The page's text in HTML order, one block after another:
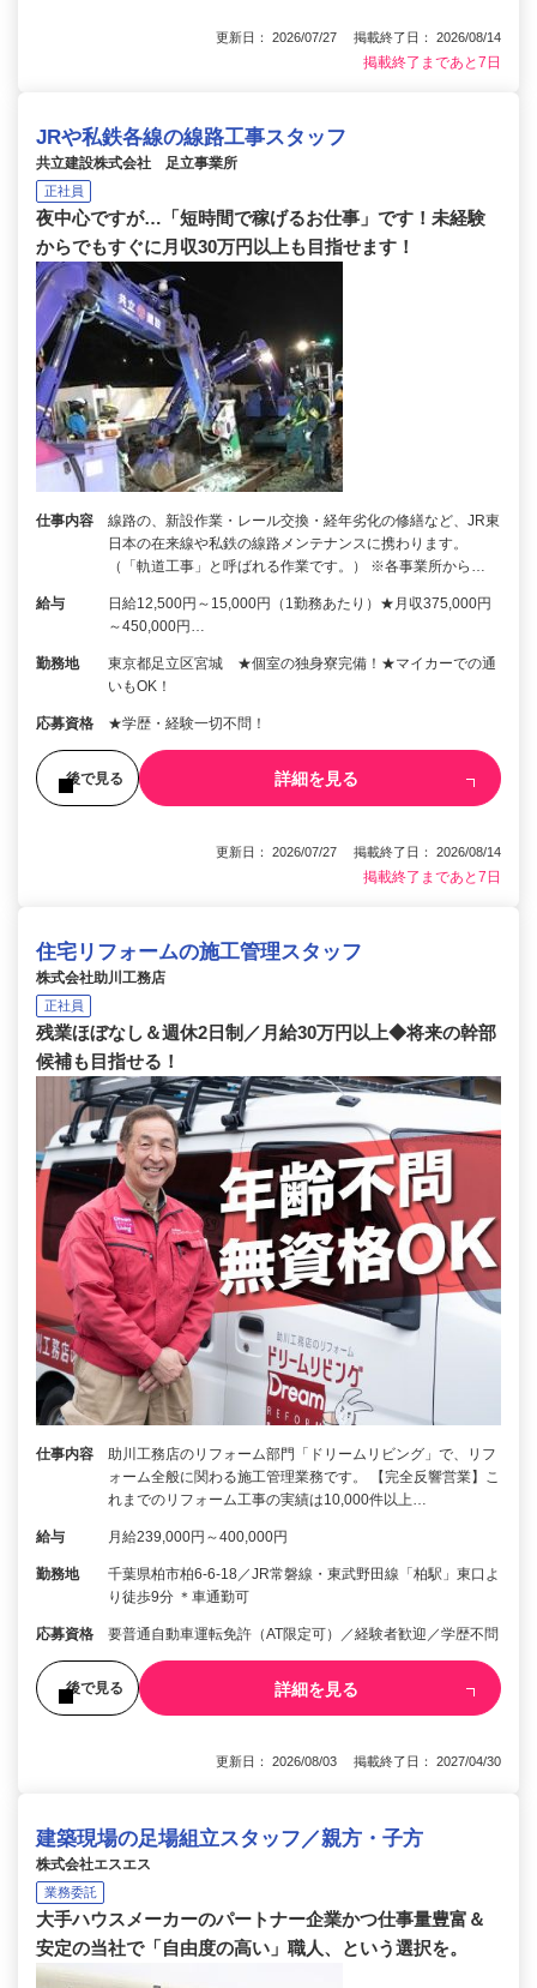
更新日： 2026/07/27 掲載終了日： 2026/08/14
掲載終了まであと7日
JRや私鉄各線の線路工事スタッフ
共立建設株式会社 足立事業所
正社員
夜中心ですが…「短時間で稼げるお仕事」です！未経験
からでもすぐに月収30万円以上も目指せます！
仕事内容
線路の、新設作業・レール交換・経年劣化の修繕など、JR東
日本の在来線や私鉄の線路メンテナンスに携わります。
（「軌道工事」と呼ばれる作業です。） ※各事業所から…
給与
日給12,500円～15,000円（1勤務あたり）★月収375,000円
～450,000円…
勤務地
東京都足立区宮城 ★個室の独身寮完備！★マイカーでの通
いもOK！
応募資格 ★学歴・経験一切不問！
後で見る 詳細を見る
更新日： 2026/07/27 掲載終了日： 2026/08/14
掲載終了まであと7日
住宅リフォームの施工管理スタッフ
株式会社助川工務店
正社員
残業ほぼなし＆週休2日制／月給30万円以上◆将来の幹部
候補も目指せる！
仕事内容
助川工務店のリフォーム部門「ドリームリビング」で、リフ
ォーム全般に関わる施工管理業務です。 【完全反響営業】こ
れまでのリフォーム工事の実績は10,000件以上…
給与 月給239,000円～400,000円
勤務地
千葉県柏市柏6-6-18／JR常磐線・東武野田線「柏駅」東口よ
り徒歩9分 ＊車通勤可
応募資格 要普通自動車運転免許（AT限定可）／経験者歓迎／学歴不問
後で見る 詳細を見る
更新日： 2026/08/03 掲載終了日： 2027/04/30
建築現場の足場組立スタッフ／親方・子方
株式会社エスエス
業務委託
大手ハウスメーカーのパートナー企業かつ仕事量豊富＆
安定の当社で「自由度の高い」職人、という選択を。